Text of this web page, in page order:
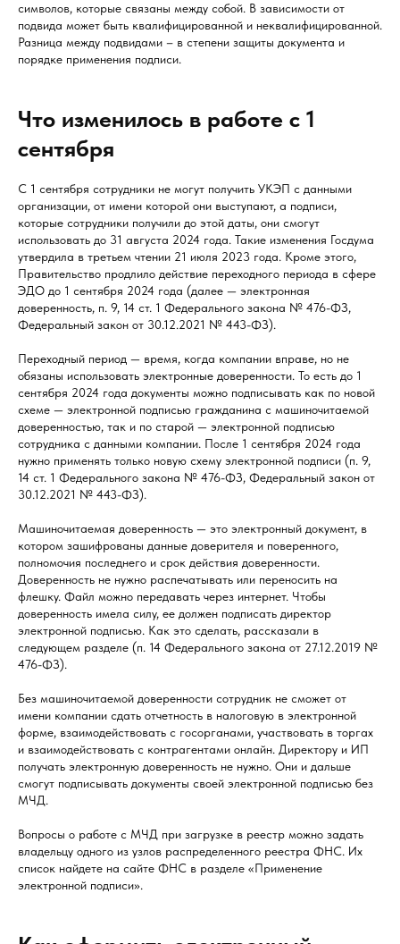
символов, которые связаны между собой. В зависимости от
подвида может быть квалифицированной и неквалифицированной.
Разница между подвидами – в степени защиты документа и
порядке применения подписи.
Что изменилось в работе с 1
сентября
С 1 сентября сотрудники не могут получить УКЭП с данными
организации, от имени которой они выступают, а подписи,
которые сотрудники получили до этой даты, они смогут
использовать до 31 августа 2024 года. Такие изменения Госдума
утвердила в третьем чтении 21 июля 2023 года. Кроме этого,
Правительство продлило действие переходного периода в сфере
ЭДО до 1 сентября 2024 года (далее — электронная
доверенность, п. 9, 14 ст. 1 Федерального закона № 476-ФЗ,
Федеральный закон от 30.12.2021 № 443-ФЗ).
Переходный период — время, когда компании вправе, но не
обязаны использовать электронные доверенности. То есть до 1
сентября 2024 года документы можно подписывать как по новой
схеме — электронной подписью гражданина с машиночитаемой
доверенностью, так и по старой — электронной подписью
сотрудника с данными компании. После 1 сентября 2024 года
нужно применять только новую схему электронной подписи (п. 9,
14 ст. 1 Федерального закона № 476-ФЗ, Федеральный закон от
30.12.2021 № 443-ФЗ).
Машиночитаемая доверенность — это электронный документ, в
котором зашифрованы данные доверителя и поверенного,
полномочия последнего и срок действия доверенности.
Доверенность не нужно распечатывать или переносить на
флешку. Файл можно передавать через интернет. Чтобы
доверенность имела силу, ее должен подписать директор
электронной подписью. Как это сделать, рассказали в
следующем разделе (п. 14 Федерального закона от 27.12.2019 №
476-ФЗ).
Без машиночитаемой доверенности сотрудник не сможет от
имени компании сдать отчетность в налоговую в электронной
форме, взаимодействовать с госорганами, участвовать в торгах
и взаимодействовать с контрагентами онлайн. Директору и ИП
получать электронную доверенность не нужно. Они и дальше
смогут подписывать документы своей электронной подписью без
МЧД.
Вопросы о работе с МЧД при загрузке в реестр можно задать
владельцу одного из узлов распределенного реестра ФНС. Их
список найдете на сайте ФНС в разделе «Применение
электронной подписи».